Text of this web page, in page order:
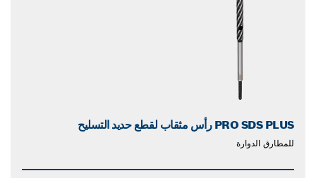
PRO SDS PLUS رأس مثقاب لقطع حديد التسليح
للمطارق الدوارة